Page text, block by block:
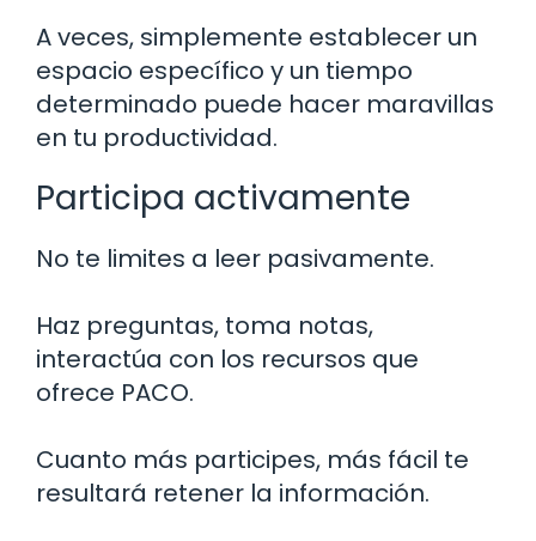
A veces, simplemente establecer un
espacio específico y un tiempo
determinado puede hacer maravillas
en tu productividad.
Participa activamente
No te limites a leer pasivamente.
Haz preguntas, toma notas,
interactúa con los recursos que
ofrece PACO.
Cuanto más participes, más fácil te
resultará retener la información.